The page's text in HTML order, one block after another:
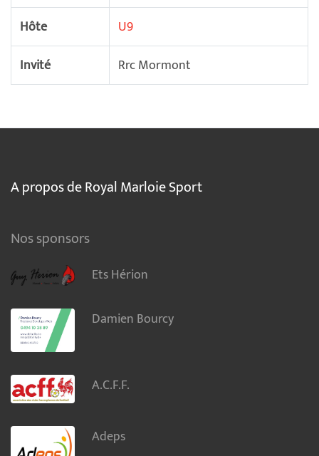
Hôte
U9
Invité
Rrc Mormont
A propos de Royal Marloie Sport
Nos sponsors
Ets Hérion
Damien Bourcy
A.C.F.F.
Adeps